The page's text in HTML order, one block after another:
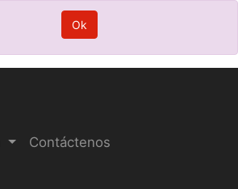
Ok
Contáctenos